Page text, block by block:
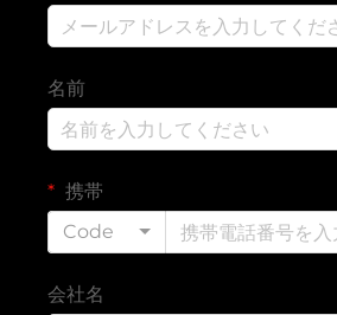
名前
携帯
Code
会社名